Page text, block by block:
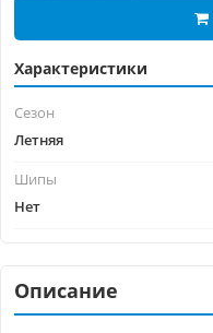
Характеристики
Сезон
Летняя
Шипы
Нет
Описание